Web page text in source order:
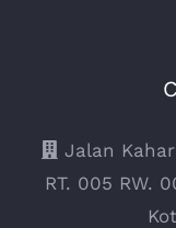
Jalan
RT. 005 RW.